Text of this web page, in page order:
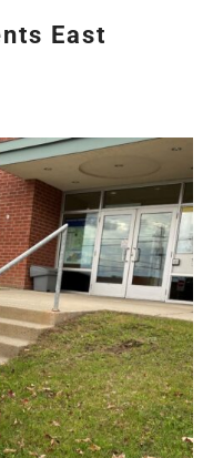
East